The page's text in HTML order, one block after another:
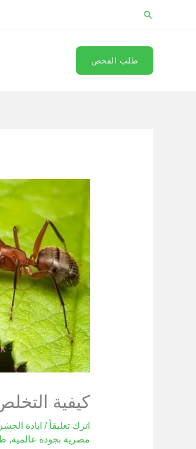
البحث
طلب الفحص
كيفية
اترك تعليقاً / ابادة
مصرية بجودة عالمية,